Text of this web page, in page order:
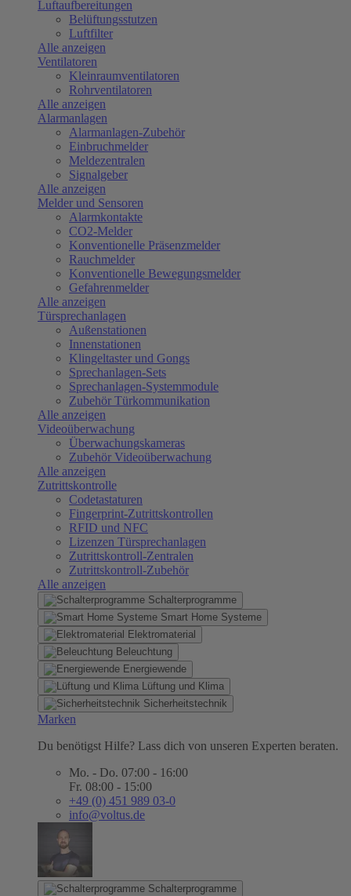
Luftaufbereitungen
Belüftungsstutzen
Luftfilter
Alle anzeigen
Ventilatoren
Kleinraumventilatoren
Rohrventilatoren
Alle anzeigen
Alarmanlagen
Alarmanlagen-Zubehör
Einbruchmelder
Meldezentralen
Signalgeber
Alle anzeigen
Melder und Sensoren
Alarmkontakte
CO2-Melder
Konventionelle Präsenzmelder
Rauchmelder
Konventionelle Bewegungsmelder
Gefahrenmelder
Alle anzeigen
Türsprechanlagen
Außenstationen
Innenstationen
Klingeltaster und Gongs
Sprechanlagen-Sets
Sprechanlagen-Systemmodule
Zubehör Türkommunikation
Alle anzeigen
Videoüberwachung
Überwachungskameras
Zubehör Videoüberwachung
Alle anzeigen
Zutrittskontrolle
Codetastaturen
Fingerprint-Zutrittskontrollen
RFID und NFC
Lizenzen Türsprechanlagen
Zutrittskontroll-Zentralen
Zutrittskontroll-Zubehör
Alle anzeigen
Schalterprogramme
Smart Home Systeme
Elektromaterial
Beleuchtung
Energiewende
Lüftung und Klima
Sicherheitstechnik
Marken
Du benötigst Hilfe? Lass dich von unseren Experten beraten.
Mo. - Do. 07:00 - 16:00
Fr. 08:00 - 15:00
+49 (0) 451 989 03-0
info@voltus.de
Schalterprogramme